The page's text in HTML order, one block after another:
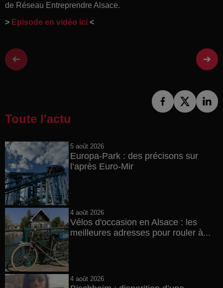
de Réseau Entreprendre Alsace.
> Episode en vidéo ici <
Toute l'actu
5 août 2026
Europa-Park : des précisons sur
l’après Euro-Mir
4 août 2026
Vélos d'occasion en Alsace : les
meilleures adresses pour rouler à...
4 août 2026